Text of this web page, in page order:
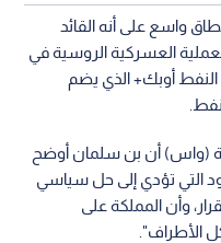
واسع على أنه القائد
العسركية الروسية في
النفط أوبك+ الذي يضم
(واس) أن بن سلمان أوضح
التي تؤدي إلى حل سياسي
وأن المملكة على
الأطراف".